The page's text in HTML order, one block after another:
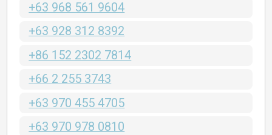
+63 968 561 9604
+63 928 312 8392
+86 152 2302 7814
+66 2 255 3743
+63 970 455 4705
+63 970 978 0810